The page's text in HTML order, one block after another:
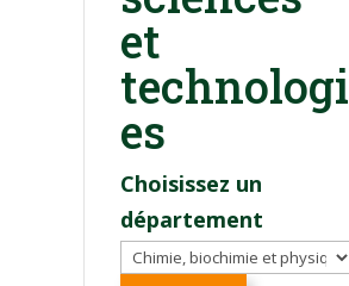
et
technologi
es
Choisissez un
département